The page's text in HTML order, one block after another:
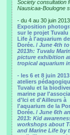
Society consultation
Nausicaa-Boulogne
- du 4 au 30 juin
Exposition
sur le projet Tuvalu
Life à l'aquarium
Dorée. / June 4th to
2013h: Tuvalu
picture exhibition
tropical aquarium
- les 6 et 8 juin
ateliers
Tuvalu et la
marine par
d'Ici et d'Ailleurs à
l'aquarium de la
Dorée. / June 6th
2013: Kid
workshops about
and Marine Life by